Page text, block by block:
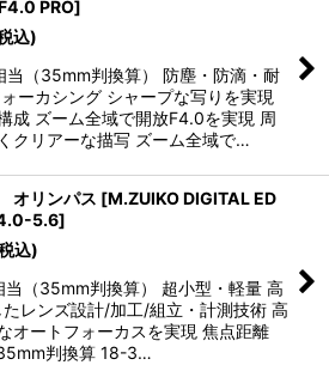
PRO]
込)
（35mm判換算） 防塵・防滴・耐
ーカシング シャープな写りを実現
成 ズーム全域で開放F4.0を実現 周
クリアーな描写 ズーム全域で…
オリンパス [M.ZUIKO DIGITAL ED
5.6]
込)
（35mm判換算） 超小型・軽量 高
レンズ設計/加工/組立・計測技術 高
オートフォーカスを実現 焦点距離
判換算 18-3…